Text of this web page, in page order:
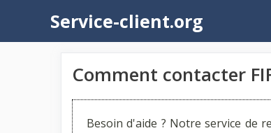
contenu
Service-client.org
Comment contacter
Besoin d'aide ? Notre service de